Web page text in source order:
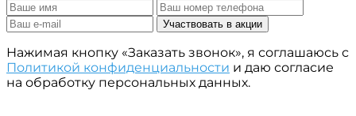
Участвовать в акции
Нажимая кнопку «Заказать звонок», я соглашаюсь с
Политикой конфиденциальности и даю согласие
на обработку персональных данных.